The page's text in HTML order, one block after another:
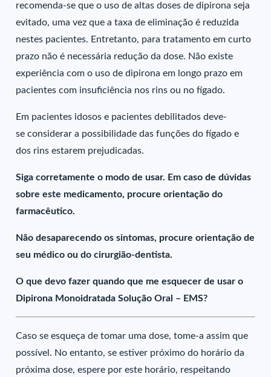
recomenda-se que o uso de altas doses de dipirona seja
evitado, uma vez que a taxa de eliminação é reduzida
nestes pacientes. Entretanto, para tratamento em curto
prazo não é necessária redução da dose. Não existe
experiência com o uso de dipirona em longo prazo em
pacientes com insuficiência nos rins ou no fígado.
Em pacientes idosos e pacientes debilitados deve-
se considerar a possibilidade das funções do fígado e
dos rins estarem prejudicadas.
Siga corretamente o modo de usar. Em caso de dúvidas
sobre este medicamento, procure orientação do
farmacêutico.
Não desaparecendo os sintomas, procure orientação de
seu médico ou do cirurgião-dentista.
O que devo fazer quando que me esquecer de usar o
Dipirona Monoidratada Solução Oral – EMS?
Caso se esqueça de tomar uma dose, tome-a assim que
possível. No entanto, se estiver próximo do horário da
próxima dose, espere por este horário, respeitando